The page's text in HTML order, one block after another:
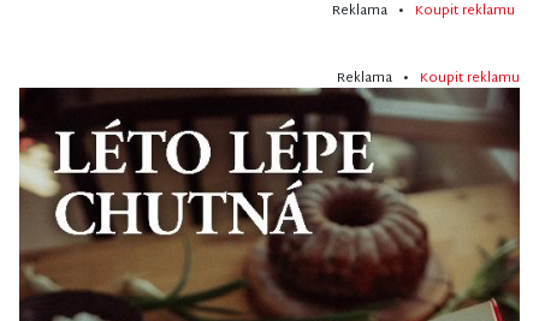
Reklama • Koupit reklamu
Reklama • Koupit reklamu